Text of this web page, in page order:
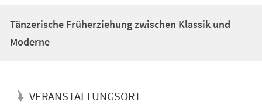
Tänzerische Früherziehung zwischen Klassik und
Moderne
VERANSTALTUNGSORT